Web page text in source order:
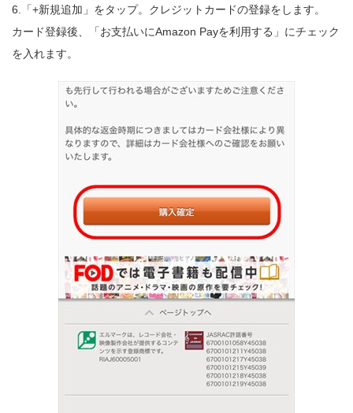
6.「+新規追加」をタップ。クレジットカードの登録をします。
カード登録後、「お支払いにAmazon Payを利用する」にチェック
を入れます。